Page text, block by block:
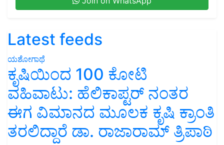
Latest feeds
ಯಶೋಗಾಥೆ
ಕೃಷಿಯಿಂದ 100 ಕೋಟಿ
ವಹಿವಾಟು: ಹೆಲಿಕಾಪ್ಟರ್ ನಂತರ
ಈಗ ವಿಮಾನದ ಮೂಲಕ ಕೃಷಿ ಕ್ರಾಂತಿ
ತರಲಿದ್ದಾರೆ ಡಾ. ರಾಜಾರಾಮ್ ತ್ರಿಪಾಠಿ